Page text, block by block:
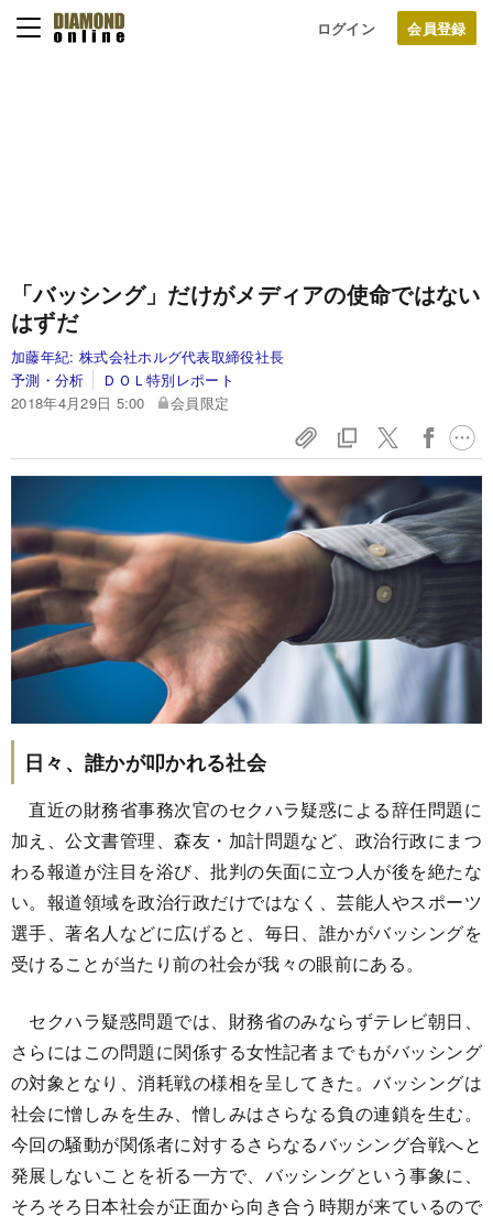
ログイン
「バッシング」だけがメディアの使命ではない
はずだ
加藤年紀: 株式会社ホルグ代表取締役社長
予測・分析
ＤＯＬ特別レポート
2018年4月29日 5:00
会員限定
日々、誰かが叩かれる社会
直近の財務省事務次官のセクハラ疑惑による辞任問題に
加え、公文書管理、森友・加計問題など、政治行政にまつ
わる報道が注目を浴び、批判の矢面に立つ人が後を絶たな
い。報道領域を政治行政だけではなく、芸能人やスポーツ
選手、著名人などに広げると、毎日、誰かがバッシングを
受けることが当たり前の社会が我々の眼前にある。
セクハラ疑惑問題では、財務省のみならずテレビ朝日、
さらにはこの問題に関係する女性記者までもがバッシング
の対象となり、消耗戦の様相を呈してきた。バッシングは
社会に憎しみを生み、憎しみはさらなる負の連鎖を生む。
今回の騒動が関係者に対するさらなるバッシング合戦へと
発展しないことを祈る一方で、バッシングという事象に、
そろそろ日本社会が正面から向き合う時期が来ているので